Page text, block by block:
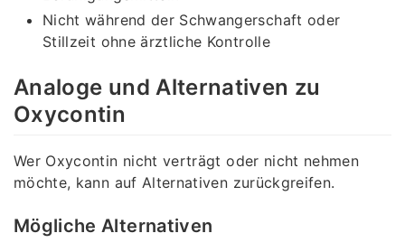
Nicht während der Schwangerschaft oder
Stillzeit ohne ärztliche Kontrolle
Analoge und Alternativen zu
Oxycontin
Wer Oxycontin nicht verträgt oder nicht nehmen
möchte, kann auf Alternativen zurückgreifen.
Mögliche Alternativen